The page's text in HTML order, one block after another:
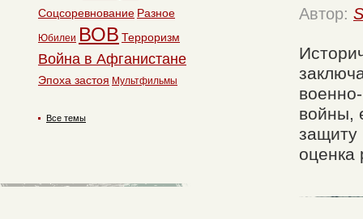
Автор:
войны,
оценка
Соцсоревнование Разное
Юбилеи ВОВ Терроризм
Война в Афганистане
Эпоха застоя Мультфильмы
Все темы